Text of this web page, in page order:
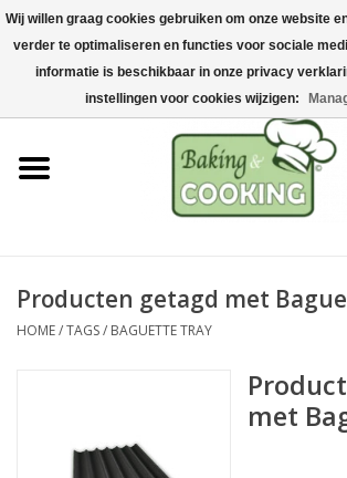
Home
Bak-& kookgerei
Machines & onderdelen
Chocolade & ijsbereiding
Hygiëne & opslag
Producten getagd met
HOME/TAGS/ BAGUETTE TRAY
met
Wij willen graag cookies gebruiken om onze website
verder te optimaliseren en functies voor sociale
informatie is beschikbaar in onze privacy
instellingen voor cookies wijzigen: